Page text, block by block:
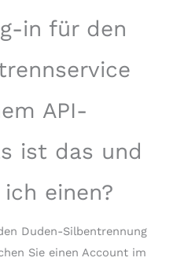
in für den
API-
ist das und
einen?
Duden-Silbentrennung
Sie einen Account im